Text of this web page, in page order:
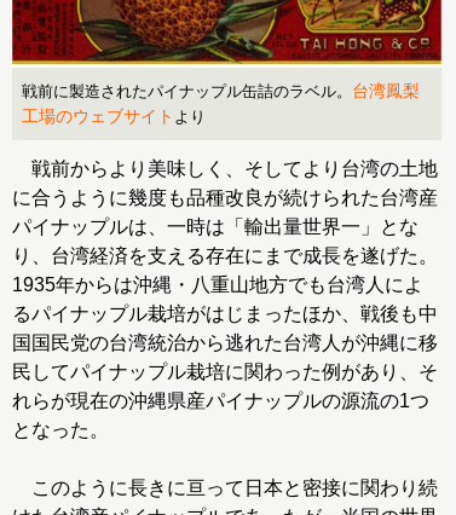
戦前に製造されたパイナップル缶詰のラベル。 台湾鳳梨
工場のウェブサイト より
戦前からより美味しく、そしてより台湾の土地
に合うように幾度も品種改良が続けられた台湾産
パイナップルは、一時は「輸出量世界一」とな
り、台湾経済を支える存在にまで成長を遂げた。
1935年からは沖縄・八重山地方でも台湾人によ
るパイナップル栽培がはじまったほか、戦後も中
国国民党の台湾統治から逃れた台湾人が沖縄に移
民してパイナップル栽培に関わった例があり、そ
れらが現在の沖縄県産パイナップルの源流の1つ
となった。
このように長きに亘って日本と密接に関わり続